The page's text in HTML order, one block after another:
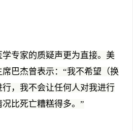
专家的质疑声更为直接。美
巴杰曾表示：“我不希望（换
，我不会让任何人对我进行
比死亡糟糕得多。”